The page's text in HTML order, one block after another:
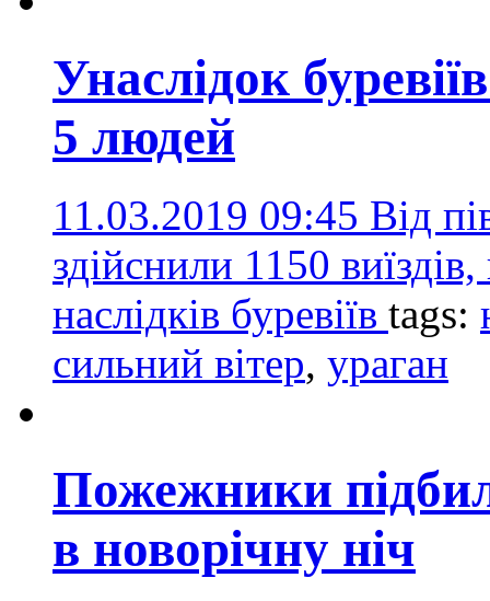
Унаслідок
5 людей
11.03.2019 09:45 Від
здійснили 1150
наслідків буревіїв tags:
сильний вітер, ураган
Пожежники
в новорічну ніч